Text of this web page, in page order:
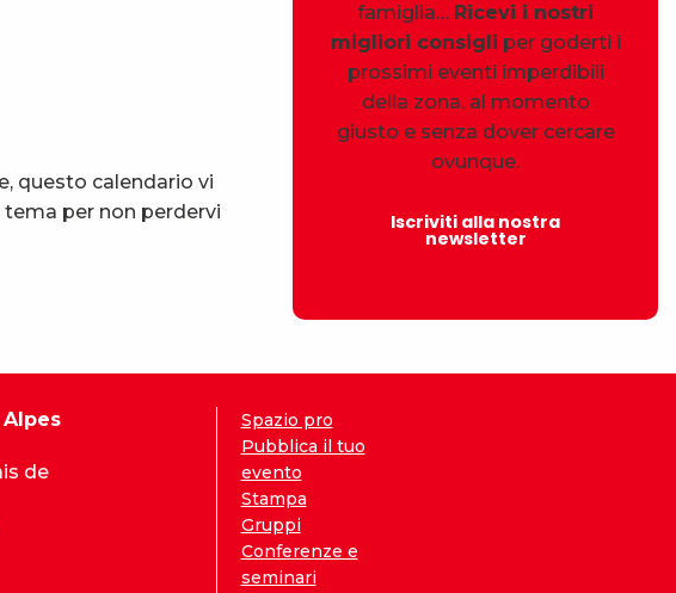
questo calendario vi
per non perdervi
famiglia… Ricevi i nostri
migliori consigli per goderti i
prossimi eventi imperdibili
della zona, al momento
giusto e senza dover cercare
ovunque.
Iscriviti alla nostra
newsletter
de
Spazio pro
Pubblica il tuo
evento
Stampa
Gruppi
Conferenze e
seminari